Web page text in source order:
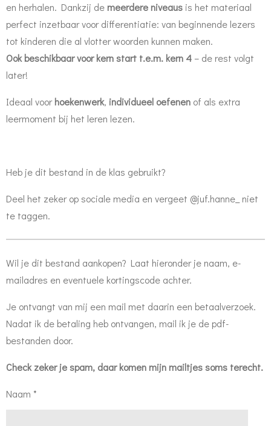
en herhalen. Dankzij de meerdere niveaus is het materiaal
perfect inzetbaar voor differentiatie: van beginnende lezers
tot kinderen die al vlotter woorden kunnen maken.
Ook beschikbaar voor kern start t.e.m. kern 4 – de rest volgt
later!
Ideaal voor hoekenwerk, individueel oefenen of als extra
leermoment bij het leren lezen.
Heb je dit bestand in de klas gebruikt?
Deel het zeker op sociale media en vergeet @juf.hanne_ niet
te taggen.
Wil je dit bestand aankopen? Laat hieronder je naam, e-
mailadres en eventuele kortingscode achter.
Je ontvangt van mij een mail met daarin een betaalverzoek.
Nadat ik de betaling heb ontvangen, mail ik je de pdf-
bestanden door.
Check zeker je spam, daar komen mijn mailtjes soms terecht.
Naam *